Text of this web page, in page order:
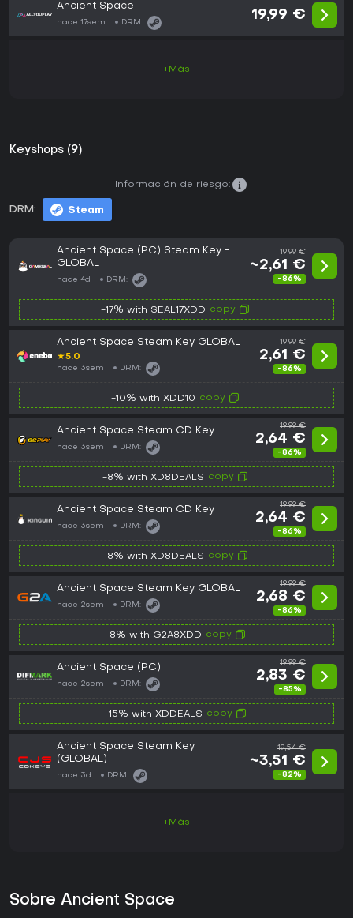
Ancient Space
hace 17sem DRM:
19,99 €
+Más
Keyshops (9)
DRM: Steam
Información de riesgo:
Ancient Space (PC) Steam Key -
GLOBAL
hace 4d DRM:
19,99 €
~2,61 €
-86%
-17% with SEAL17XDD copy
Ancient Space Steam Key GLOBAL
★5.0
hace 3sem DRM:
19,99 €
2,61 €
-86%
-10% with XDD10 copy
Ancient Space Steam CD Key
hace 3sem DRM:
19,99 €
2,64 €
-86%
-8% with XD8DEALS copy
Ancient Space Steam CD Key
hace 3sem DRM:
19,99 €
2,64 €
-86%
-8% with XD8DEALS copy
Ancient Space Steam Key GLOBAL
hace 2sem DRM:
19,99 €
2,68 €
-86%
-8% with G2A8XDD copy
Ancient Space (PC)
hace 2sem DRM:
19,99 €
2,83 €
-85%
-15% with XDDEALS copy
Ancient Space Steam Key
(GLOBAL)
hace 3d DRM:
19,54 €
~3,51 €
-82%
+Más
Sobre Ancient Space